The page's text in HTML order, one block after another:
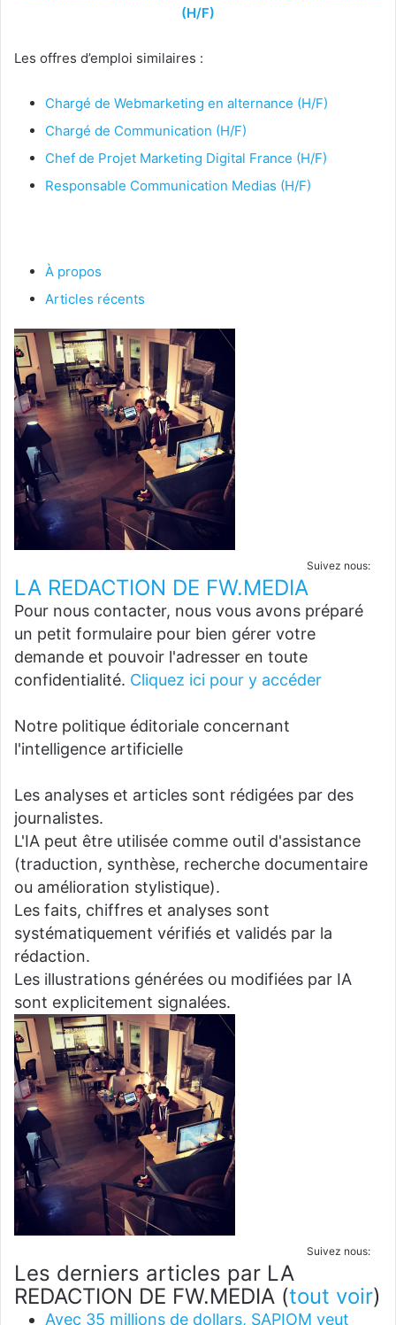
(H/F)
Les offres d’emploi similaires :
Chargé de Webmarketing en alternance (H/F)
Chargé de Communication (H/F)
Chef de Projet Marketing Digital France (H/F)
Responsable Communication Medias (H/F)
À propos
Articles récents
Suivez nous:
LA REDACTION DE FW.MEDIA
Pour nous contacter, nous vous avons préparé
un petit formulaire pour bien gérer votre
demande et pouvoir l'adresser en toute
confidentialité. Cliquez ici pour y accéder
Notre politique éditoriale concernant
l'intelligence artificielle
Les analyses et articles sont rédigées par des
journalistes.
L'IA peut être utilisée comme outil d'assistance
(traduction, synthèse, recherche documentaire
ou amélioration stylistique).
Les faits, chiffres et analyses sont
systématiquement vérifiés et validés par la
rédaction.
Les illustrations générées ou modifiées par IA
sont explicitement signalées.
Suivez nous:
Les derniers articles par LA
REDACTION DE FW.MEDIA (tout voir)
Avec 35 millions de dollars, SAPIOM veut